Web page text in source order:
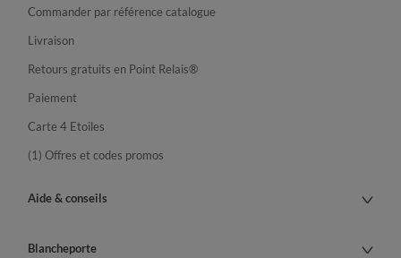
Commander par référence catalogue
Livraison
Retours gratuits en Point Relais®
Paiement
Carte 4 Etoiles
(1) Offres et codes promos
Aide & conseils
Blancheporte